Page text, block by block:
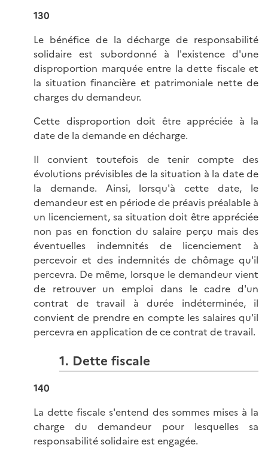
130
Le bénéfice de la décharge de responsabilité
solidaire est subordonné à l'existence d'une
disproportion marquée entre la dette fiscale et
la situation financière et patrimoniale nette de
charges du demandeur.
Cette disproportion doit être appréciée à la
date de la demande en décharge.
Il convient toutefois de tenir compte des
évolutions prévisibles de la situation à la date de
la demande. Ainsi, lorsqu'à cette date, le
demandeur est en période de préavis préalable à
un licenciement, sa situation doit être appréciée
non pas en fonction du salaire perçu mais des
éventuelles indemnités de licenciement à
percevoir et des indemnités de chômage qu'il
percevra. De même, lorsque le demandeur vient
de retrouver un emploi dans le cadre d'un
contrat de travail à durée indéterminée, il
convient de prendre en compte les salaires qu'il
percevra en application de ce contrat de travail.
1. Dette fiscale
140
La dette fiscale s'entend des sommes mises à la
charge du demandeur pour lesquelles sa
responsabilité solidaire est engagée.